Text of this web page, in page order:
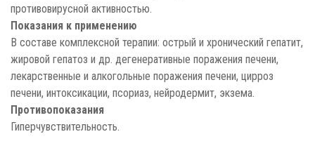
противовирусной активностью.
Показания к применению
В составе комплексной терапии: острый и хронический гепатит,
жировой гепатоз и др. дегенеративные поражения печени,
лекарственные и алкогольные поражения печени, цирроз
печени, интоксикации, псориаз, нейродермит, экзема.
Противопоказания
Гиперчувствительность.